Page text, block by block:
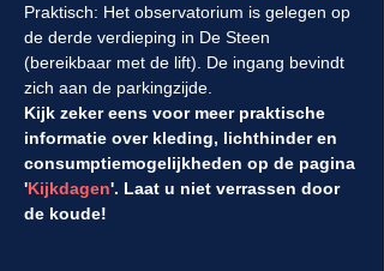
Praktisch: Het observatorium is gelegen op
de derde verdieping in De Steen
(bereikbaar met de lift). De ingang bevindt
zich aan de parkingzijde.
Kijk zeker eens voor meer praktische
informatie over kleding, lichthinder en
consumptiemogelijkheden op de pagina
'Kijkdagen'. Laat u niet verrassen door
de koude!